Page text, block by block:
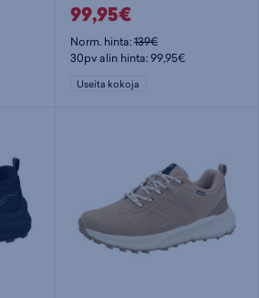
99,95€
Norm. hinta:139€
30pv alin hinta: 99,95€
Useita kokoja